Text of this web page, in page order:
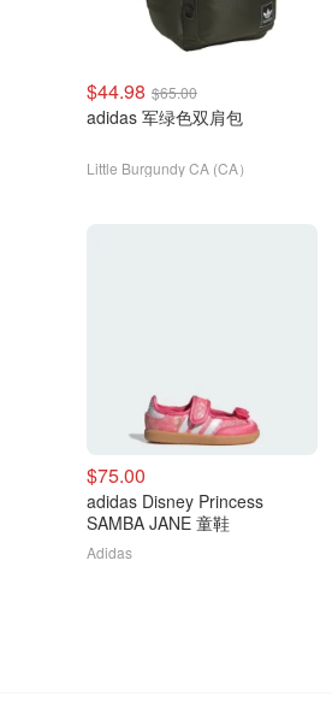
$44.98 $65.00
adidas 军绿色双肩包
Little Burgundy CA (CA）
$75.00
adidas Disney Princess
SAMBA JANE 童鞋
Adidas